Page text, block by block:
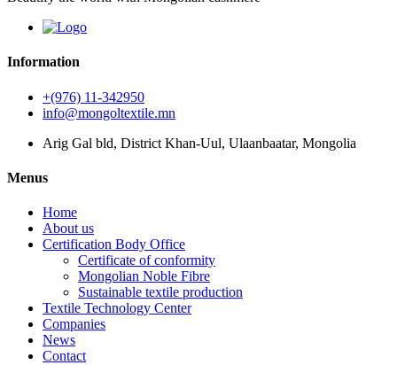
Information
+(976) 11-342950
info@mongoltextile.mn
Arig Gal bld, District Khan-Uul, Ulaanbaatar, Mongolia
Menus
Home
About us
Certification Body Office
Certificate of conformity
Mongolian Noble Fibre
Sustainable textile production
Textile Technology Center
Companies
News
Contact